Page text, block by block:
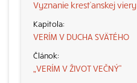
Vyznanie kresťanskej viery
VERÍM V DUCHA SVÄTÉHO
„VERÍM V ŽIVOT VEČNÝ“